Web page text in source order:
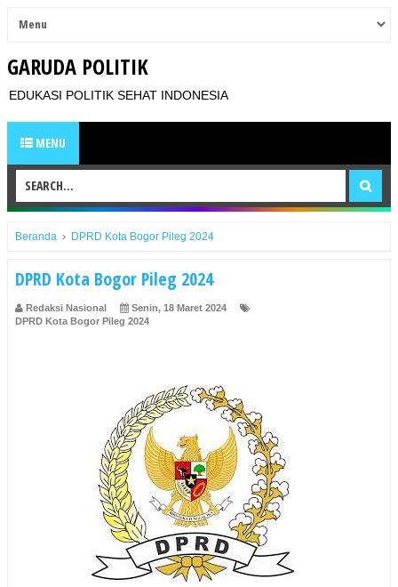
GARUDA POLITIK
EDUKASI POLITIK SEHAT INDONESIA
MENU
Beranda › DPRD Kota Bogor Pileg 2024
DPRD Kota Bogor Pileg 2024
Redaksi Nasional
Senin, 18 Maret 2024
DPRD Kota Bogor Pileg 2024